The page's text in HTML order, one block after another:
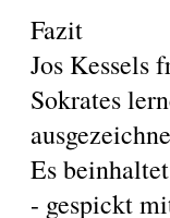
Fazit
Jos Kessels
Sokrates
Es
- gespickt